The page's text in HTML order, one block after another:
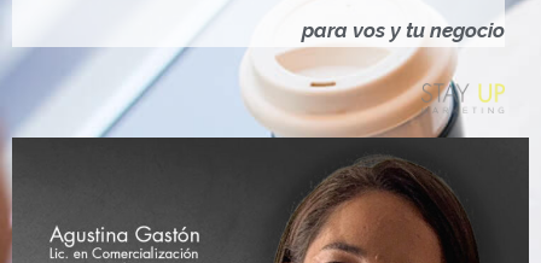
Ó
N
para vos y tu negocio